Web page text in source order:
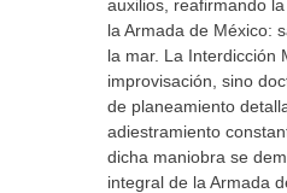
auxilios, reafirmando
la Armada de México:
la mar. La Interdicción
improvisación, sino
de planeamiento
adiestramiento
dicha maniobra se
integral de la Armada